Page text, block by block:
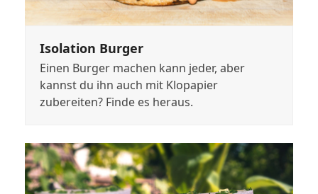
Isolation Burger
Einen Burger machen kann jeder, aber
kannst du ihn auch mit Klopapier
zubereiten? Finde es heraus.